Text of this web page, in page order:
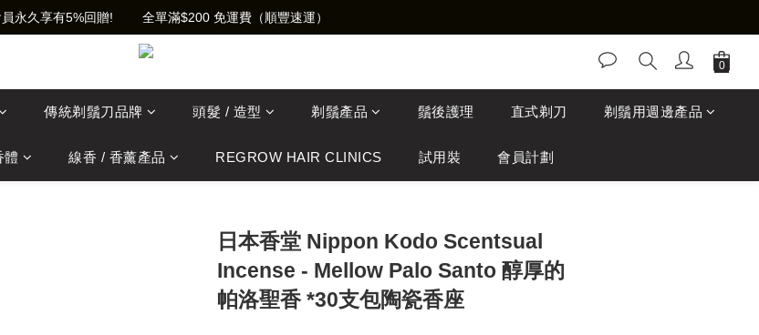
永久享有5%回贈!        全單滿$200 免運費（順豐速運）
傳統剃鬚刀品牌 頭髮 / 造型 剃鬚產品 鬚後護理 直式剃刀 剃鬚用週邊產品
體 線香 / 香薰產品 REGROW HAIR CLINICS 試用裝 會員計劃
日本香堂 Nippon Kodo Scentsual
Incense - Mellow Palo Santo 醇厚的
帕洛聖香 *30支包陶瓷香座